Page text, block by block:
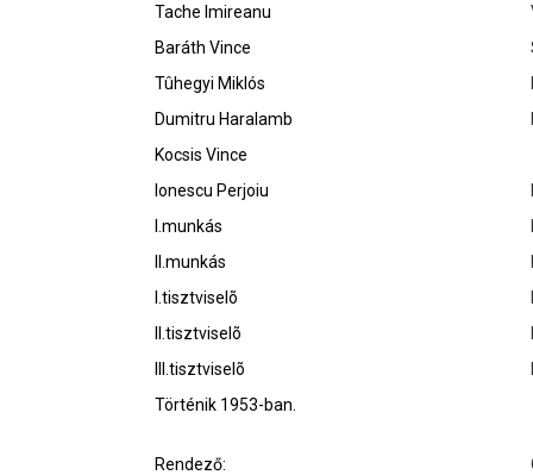
Tache Imireanu
Baráth Vince
Tûhegyi Miklós
Dumitru Haralamb
Kocsis Vince
Ionescu Perjoiu
I.munkás
II.munkás
I.tisztviselõ
II.tisztviselõ
III.tisztviselõ
Történik 1953-ban.
Rendező: